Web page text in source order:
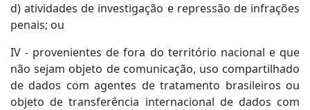
d) atividades de investigação e repressão de infrações
penais; ou
IV - provenientes de fora do território nacional e que
não sejam objeto de comunicação, uso compartilhado
de dados com agentes de tratamento brasileiros ou
objeto de transferência internacional de dados com